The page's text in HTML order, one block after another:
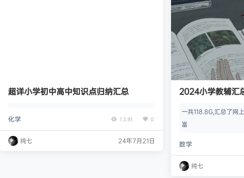
超详小学初中高中知识点归纳汇总
化学 13.8t 0
纯七 24年7月21日
2024小学教辅汇
一共118.8G,汇总了网
富
数学
纯七